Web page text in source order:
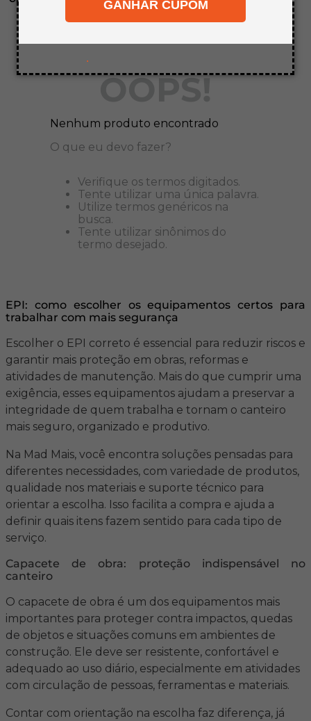
GANHAR CUPOM
.
OOPS!
Nenhum produto encontrado
O que eu devo fazer?
Verifique os termos digitados.
Tente utilizar uma única palavra.
Utilize termos genéricos na
busca.
Tente utilizar sinônimos do
termo desejado.
EPI: como escolher os equipamentos certos para
trabalhar com mais segurança
Escolher o EPI correto é essencial para reduzir riscos e
garantir mais proteção em obras, reformas e
atividades de manutenção. Mais do que cumprir uma
exigência, esses equipamentos ajudam a preservar a
integridade de quem trabalha e tornam o canteiro
mais seguro, organizado e produtivo.
Na Mad Mais, você encontra soluções pensadas para
diferentes necessidades, com variedade de produtos,
qualidade nos materiais e suporte técnico para
orientar a escolha. Isso facilita a compra e ajuda a
definir quais itens fazem sentido para cada tipo de
serviço.
Capacete de obra: proteção indispensável no
canteiro
O capacete de obra é um dos equipamentos mais
importantes para proteger contra impactos, quedas
de objetos e situações comuns em ambientes de
construção. Ele deve ser resistente, confortável e
adequado ao uso diário, especialmente em atividades
com circulação de pessoas, ferramentas e materiais.
Contar com orientação na escolha faz diferença, já